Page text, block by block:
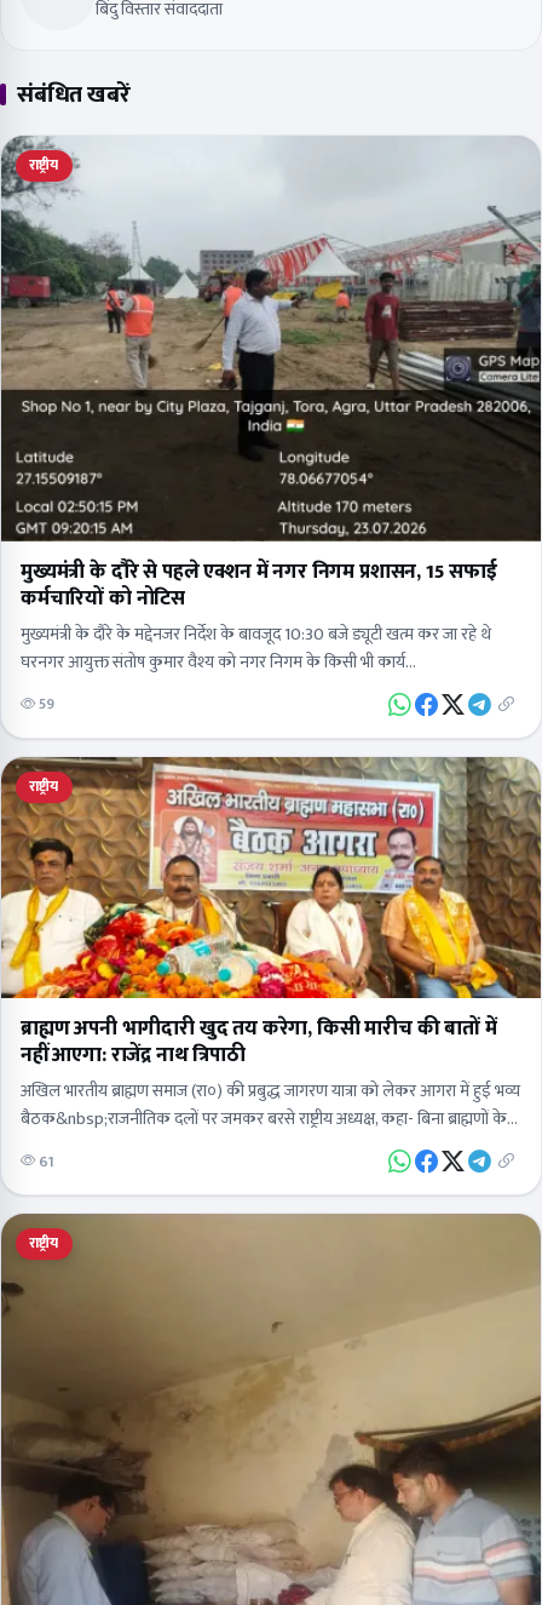
बिंदु विस्तार संवाददाता
संबंधित खबरें
राष्ट्रीय
मुख्यमंत्री के दौरे से पहले एक्शन में नगर निगम प्रशासन, 15 सफाई
कर्मचारियों को नोटिस
मुख्यमंत्री के दौरे के मद्देनजर निर्देश के बावजूद 10:30 बजे ड्यूटी खत्म कर जा रहे थे
घरनगर आयुक्त संतोष कुमार वैश्य को नगर निगम के किसी भी कार्य…
59
राष्ट्रीय
ब्राह्मण अपनी भागीदारी खुद तय करेगा, किसी मारीच की बातों में
नहीं आएगा: राजेंद्र नाथ त्रिपाठी
अखिल भारतीय ब्राह्मण समाज (रा०) की प्रबुद्ध जागरण यात्रा को लेकर आगरा में हुई भव्य
बैठक&nbsp;राजनीतिक दलों पर जमकर बरसे राष्ट्रीय अध्यक्ष, कहा- बिना ब्राह्मणों के
कोई नहीं…
61
राष्ट्रीय